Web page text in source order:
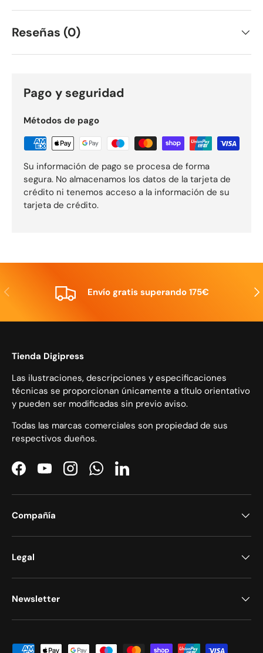
Reseñas (0)
Pago y seguridad
Métodos de pago
Su información de pago se procesa de forma
segura. No almacenamos los datos de la tarjeta de
crédito ni tenemos acceso a la información de su
tarjeta de crédito.
Anterior Envío gratis superando 175€
Tienda Digipress
Las ilustraciones, descripciones y especificaciones
técnicas se proporcionan únicamente a título orientativo
y pueden ser modificadas sin previo aviso.
Todas las marcas comerciales son propiedad de sus
respectivos dueños.
FacebookYouTubeInstagramWhatsAppLinkedIn
Compañía
Legal
Newsletter
Formas de pago aceptadas